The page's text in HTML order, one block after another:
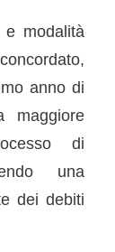
modalità
anno di
maggiore
di
una
dei debiti